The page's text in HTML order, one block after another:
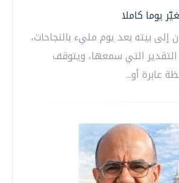
يوما كاملا
إلى بيته بعد يوم مليء بالنجاحات،
التي سمعها، ويتوقف
عابرة أو...